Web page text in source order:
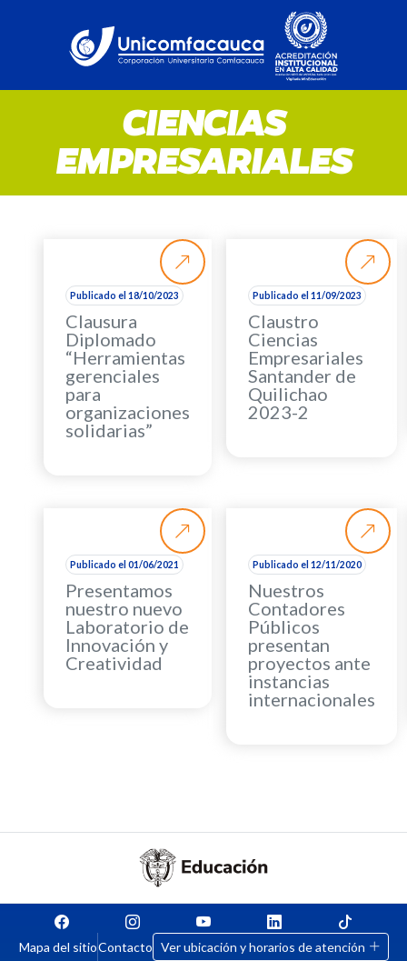
CIENCIAS
EMPRESARIALES
Publicado el 18/10/2023
Clausura
Diplomado
“Herramientas
gerenciales
para
organizaciones
solidarias”
Publicado el 11/09/2023
Claustro
Ciencias
Empresariales
Santander de
Quilichao
2023-2
Publicado el 01/06/2021
Presentamos
nuestro nuevo
Laboratorio de
Innovación y
Creatividad
Publicado el 12/11/2020
Nuestros
Contadores
Públicos
presentan
proyectos ante
instancias
internacionales
Mapa del sitioContacto Ver ubicación y horarios de atención